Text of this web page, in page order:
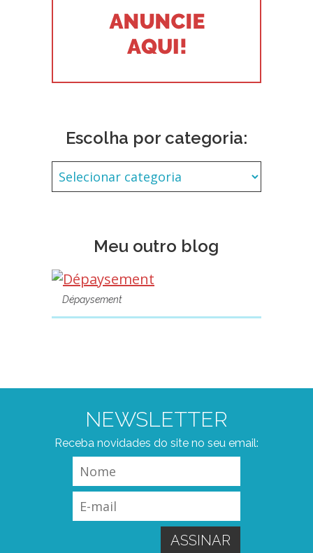
Escolha por categoria:
Meu outro blog
Dépaysement
NEWSLETTER
Receba novidades do site no seu email: